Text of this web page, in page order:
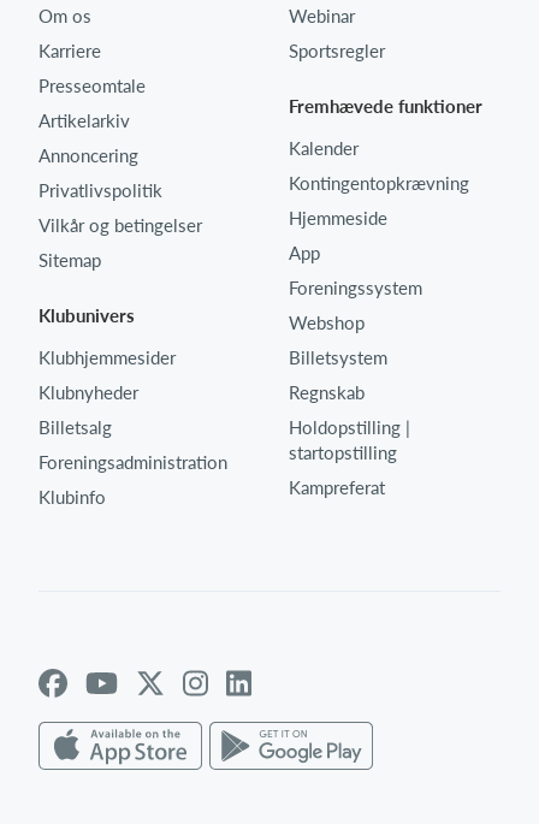
Om os
Karriere
Presseomtale
Artikelarkiv
Annoncering
Privatlivspolitik
Vilkår og betingelser
Sitemap
Klubunivers
Klubhjemmesider
Klubnyheder
Billetsalg
Foreningsadministration
Klubinfo
Webinar
Sportsregler
Fremhævede funktioner
Kalender
Kontingentopkrævning
Hjemmeside
App
Foreningssystem
Webshop
Billetsystem
Regnskab
Holdopstilling |
startopstilling
Kampreferat